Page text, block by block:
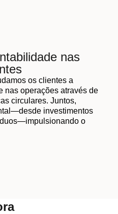
nas
os clientes a
nas operações através de
circulares. Juntos,
investimentos
o